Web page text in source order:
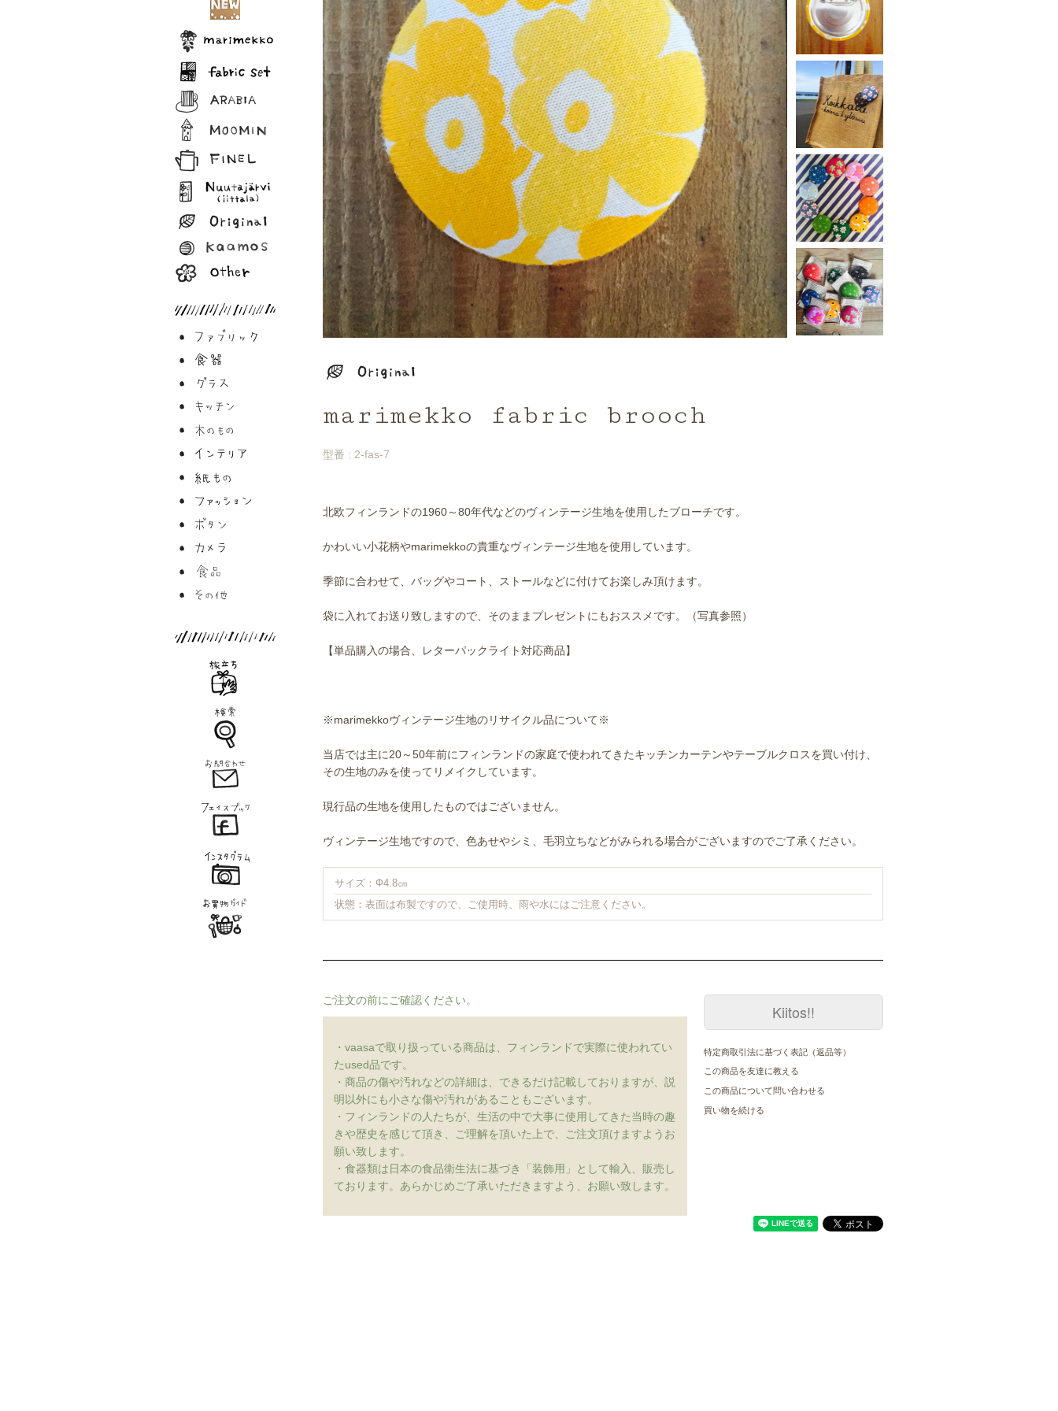
marimekko fabric brooch
型番 : 2-fas-7
北欧フィンランドの1960～80年代などのヴィンテージ生地を使用したブローチです。
かわいい小花柄やmarimekkoの貴重なヴィンテージ生地を使用しています。
季節に合わせて、バッグやコート、ストールなどに付けてお楽しみ頂けます。
袋に入れてお送り致しますので、そのままプレゼントにもおススメです。（写真参照）
【単品購入の場合、レターパックライト対応商品】
※marimekkoヴィンテージ生地のリサイクル品について※
当店では主に20～50年前にフィンランドの家庭で使われてきたキッチンカーテンやテーブルクロスを買い付け、
その生地のみを使ってリメイクしています。
現行品の生地を使用したものではございません。
ヴィンテージ生地ですので、色あせやシミ、毛羽立ちなどがみられる場合がございますのでご了承ください。
サイズ：Ф4.8㎝
状態：表面は布製ですので、ご使用時、雨や水にはご注意ください。
ご注文の前にご確認ください。
・vaasaで取り扱っている商品は、フィンランドで実際に使われてい
たused品です。
・商品の傷や汚れなどの詳細は、できるだけ記載しておりますが、説
明以外にも小さな傷や汚れがあることもございます。
・フィンランドの人たちが、生活の中で大事に使用してきた当時の趣
きや歴史を感じて頂き、ご理解を頂いた上で、ご注文頂けますようお
願い致します。
・食器類は日本の食品衛生法に基づき「装飾用」として輸入、販売し
ております。あらかじめご了承いただきますよう、お願い致します。
Kiitos!!
特定商取引法に基づく表記（返品等）
この商品を友達に教える
この商品について問い合わせる
買い物を続ける